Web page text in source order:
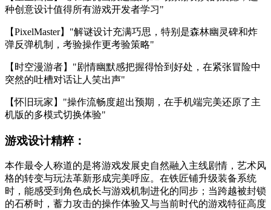
种创意设计值得所有游戏开发者学习"
【PixelMaster】"解谜设计充满巧思，特别是森林幽灵碑和炸
弹反弹机制，考验操作更考验策略"
【时空漫游者】"剧情幽默感把握得恰到好处，在紧张冒险中
突然的吐槽对话让人笑出声"
【怀旧玩家】"操作流畅度超出预期，在手机端完美还原了主
机版的多模式切换体验"
游戏设计精粹：
本作最令人称道的是将游戏发展史自然融入主线剧情，艺术风
格的转变与玩法革新形成完美呼应。在铁匠铺升级装备系统
时，能感受到角色成长与游戏机制进化的同步；当跨越被封锁
的石桥时，蓄力攻击的操作体验又与当前时代的游戏特征高度